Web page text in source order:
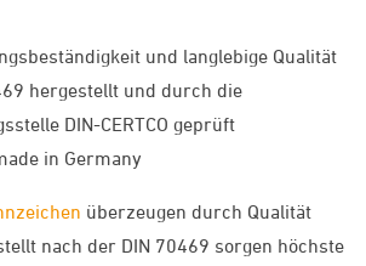
und langlebige Qualität
hergestellt und durch die
DIN-CERTCO geprüft
in Germany
überzeugen durch Qualität
nach der DIN 70469 sorgen höchste